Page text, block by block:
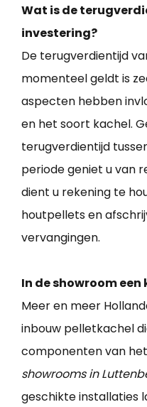
Wat is de
investering?
De terugverdientijd
momenteel geldt is
aspecten hebben
en het soort kachel.
terugverdientijd
periode geniet u van
dient u rekening te
houtpellets en
vervangingen.
In de showroom een
Meer en meer
inbouw pelletkachel
componenten van het
showrooms in
geschikte installaties